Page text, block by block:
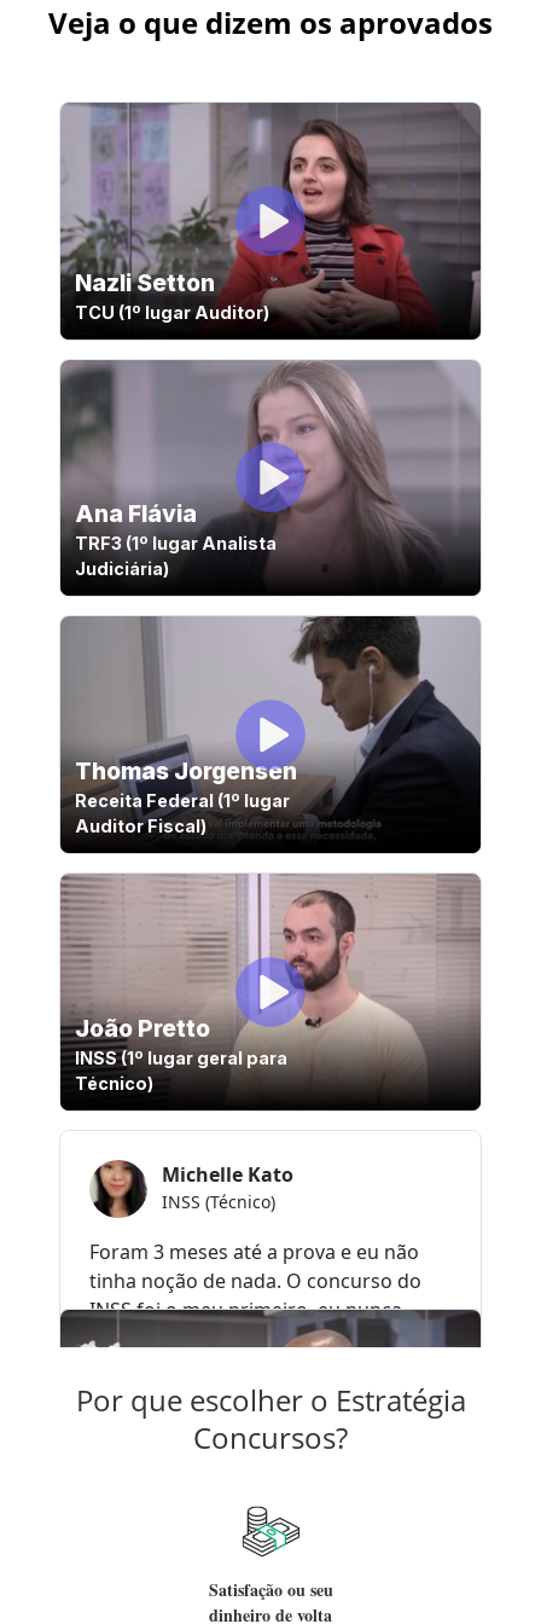
Veja o que dizem os aprovados
Por que escolher o Estratégia
Concursos?
Satisfação ou seu
dinheiro de volta